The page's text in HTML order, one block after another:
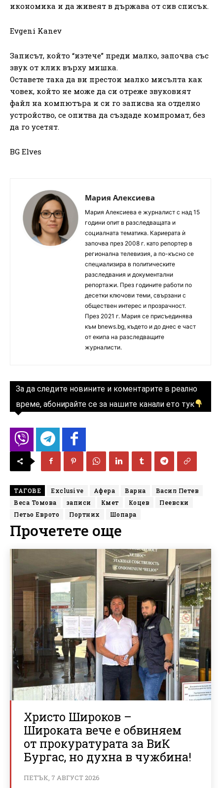
икономика и да живеят в държава от сив списък.
Evgeni Kanev
Записът, който “изтече” преди малко, започва със
звук от клик върху мишка.
Оставете така да ви престои малко мисълта как
човек, който не може да си отреже звуковият
файл на компютъра и си го записва на отделно
устройство, се опитва да създаде компромат, без
да го усетят.
BG Elves
Мария Алексиева
Мария Алексиева е журналист с над 15
години опит в разследващата и
социалната тематика. Кариерата ѝ
започва през 2008 г. като репортер в
регионална телевизия, а по-късно се
специализира в политическите
разследвания и документални
репортажи. През годините работи по
десетки ключови теми, свързани с
обществен интерес и прозрачност.
През 2021 г. Мария се присъединява
към bnews.bg, където и до днес е част
от екипа на разследващите
журналисти.
За да следите новините и коментарите в реално
време, абонирайте се за нашите канали ето тук
ТАГОВЕ Exclusive Афера Варна
Васил Петев
Веса Томова
записи Кмет Коцев
Пеевски
Петьо Еврото
Портних Шопара
Прочетете още
Христо Широков –
Широката вече е обвиняем
от прокуратурата за ВиК
Бургас, но духна в чужбина!
ПЕТЪК, 7 АВГУСТ 2026